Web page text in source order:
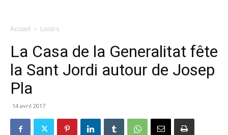
Accueil Loisirs
La Casa de la Generalitat fête
la Sant Jordi autour de Josep
Pla
14 avril 2017